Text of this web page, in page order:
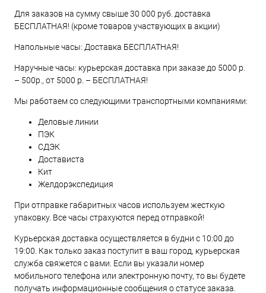
Для заказов на сумму свыше 30 000 руб. доставка
БЕСПЛАТНАЯ! (кроме товаров участвующих в акции)
Напольные часы: Доставка БЕСПЛАТНАЯ!
Наручные часы: курьерская доставка при заказе до 5000 р.
– 500р., от 5000 р. – БЕСПЛАТНАЯ!
Мы работаем со следующими транспортными компаниями:
Деловые линии
ПЭК
СДЭК
Достависта
Кит
Желдорэкспедиция
При отправке габаритных часов используем жесткую
упаковку. Все часы страхуются перед отправкой!
Курьерская доставка осуществляется в будни с 10:00 до
19:00. Как только заказ поступит в ваш город, курьерская
служба свяжется с вами. Если вы указали номер
мобильного телефона или электронную почту, то вы будете
получать информационные сообщения о статусе заказа.